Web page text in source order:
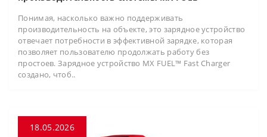
Понимая, насколько важно поддерживать
производительность на объекте, это зарядное устройство
отвечает потребности в эффективной зарядке, которая
позволяет пользователю продолжать работу без
простоев. Зарядное устройство MX FUEL™ Fast Charger
создано, чтоб..
18.05.2026